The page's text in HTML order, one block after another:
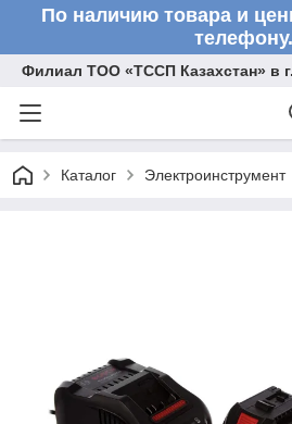
По наличию товара и
телефону.
Филиал ТОО «ТССП Казахстан» в
Каталог Электроинструмент